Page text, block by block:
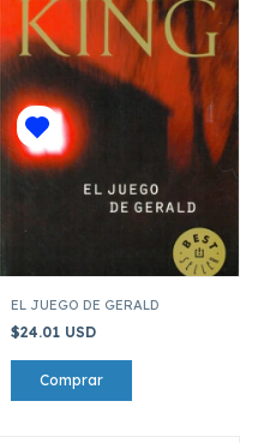
EL JUEGO DE GERALD
$24.01 USD